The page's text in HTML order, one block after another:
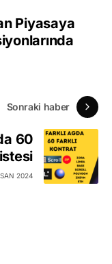
Piyasaya
Sonraki haber
60
2024